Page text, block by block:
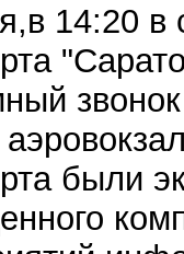
14:20
были